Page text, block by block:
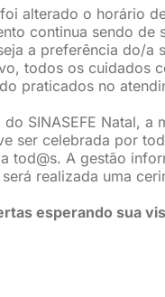
alterado o horário
continua sendo
a preferência do/a
todos os cuidados
praticados no
SINASEFE Natal,
ser celebrada por
tod@s. A gestão
realizada uma
esperando sua